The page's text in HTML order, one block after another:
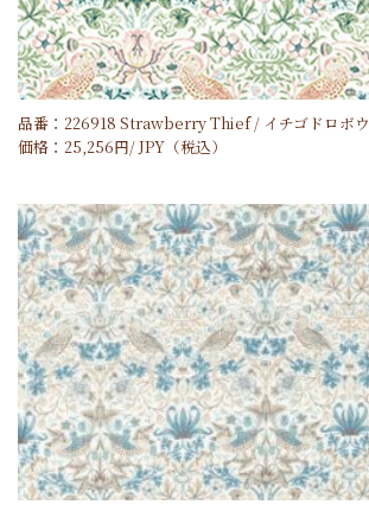
品番：226918 Strawberry Thief / イチゴドロボウ
価格： 25,256円/JPY （税込）